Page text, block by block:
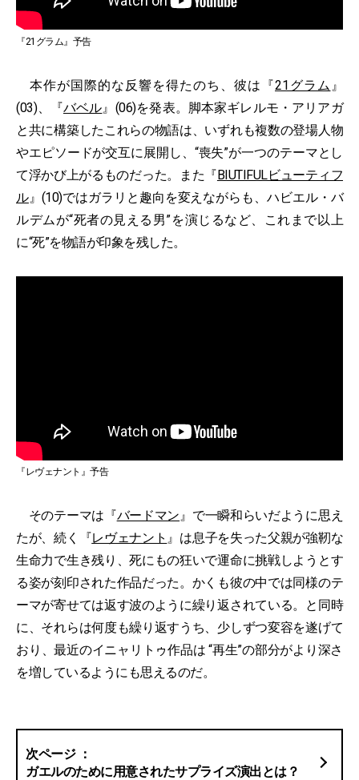
『21グラム』予告
本作が国際的な反響を得たのち、彼は『21グラム 』
(03)、『バベル 』(06)を発表。脚本家ギレルモ・アリアガ
と共に構築したこれらの物語は、いずれも複数の登場人物
やエピソードが交互に展開し、“喪失”が一つのテーマとし
て浮かび上がるものだった。また『BIUTIFULビューティフ
ル』(10)ではガラリと趣向を変えながらも、ハビエル・バ
ルデムが“死者の見える男”を演じるなど、これまで以上
に“死”を物語が印象を残した。
『レヴェナント』予告
そのテーマは『バードマン』で一瞬和らいだように思え
たが、続く『レヴェナント 』は息子を失った父親が強靭な
生命力で生き残り、死にもの狂いで運命に挑戦しようとす
る姿が刻印された作品だった。かくも彼の中では同様のテ
ーマが寄せては返す波のように繰り返されている。と同時
に、それらは何度も繰り返すうち、少しずつ変容を遂げて
おり、最近のイニャリトゥ作品は “再生”の部分がより深さ
を増しているようにも思えるのだ。
ガエルのために用意されたサプライズ演出とは？